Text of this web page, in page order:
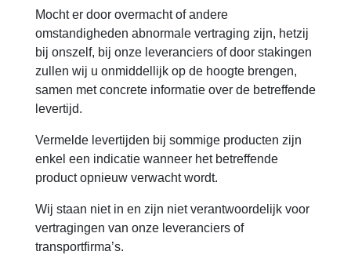
Mocht er door overmacht of andere
omstandigheden abnormale vertraging zijn, hetzij
bij onszelf, bij onze leveranciers of door stakingen
zullen wij u onmiddellijk op de hoogte brengen,
samen met concrete informatie over de betreffende
levertijd.
Vermelde levertijden bij sommige producten zijn
enkel een indicatie wanneer het betreffende
product opnieuw verwacht wordt.
Wij staan niet in en zijn niet verantwoordelijk voor
vertragingen van onze leveranciers of
transportfirma’s.